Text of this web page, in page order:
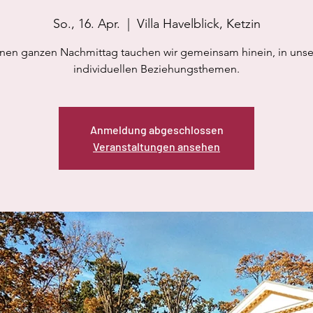
So., 16. Apr. Villa Havelblick, Ketzin
ganzen Nachmittag tauchen wir gemeinsam hinein, in
Anmeldung abgeschlossen
Veranstaltungen ansehen